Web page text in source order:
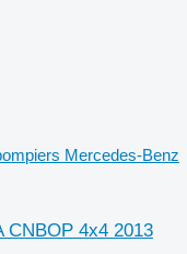
Mercedes-Benz
CNBOP 4x4 2013